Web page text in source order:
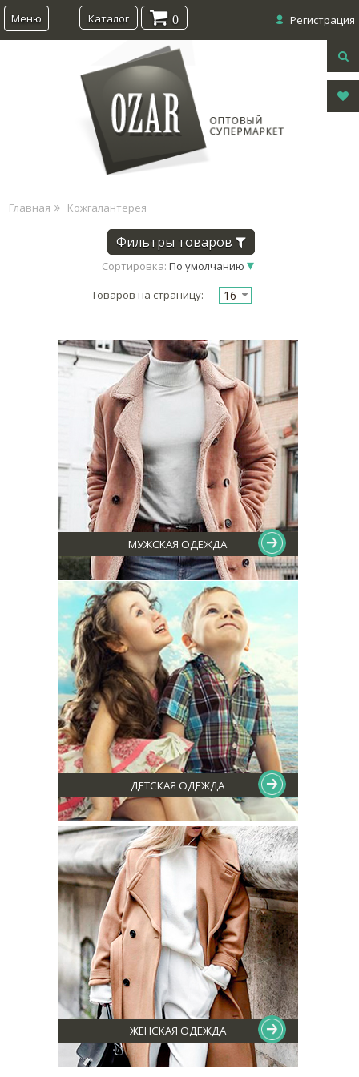
Меню Регистрация
Каталог 0
Главная Кожгалантерея
Фильтры товаров
Сортировка: По умолчанию
Товаров на страницу: 16
МУЖСКАЯ ОДЕЖДА
ДЕТСКАЯ ОДЕЖДА
ЖЕНСКАЯ ОДЕЖДА